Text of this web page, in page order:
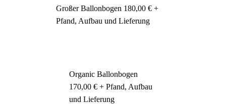
Großer Ballonbogen 180,00 € +
Pfand, Aufbau und Lieferung
Organic Ballonbogen
170,00 € + Pfand, Aufbau
und Lieferung